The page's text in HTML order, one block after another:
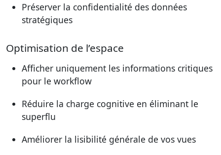
Préserver la confidentialité des données
stratégiques
Optimisation de l’espace
Afficher uniquement les informations critiques
pour le workflow
Réduire la charge cognitive en éliminant le
superflu
Améliorer la lisibilité générale de vos vues